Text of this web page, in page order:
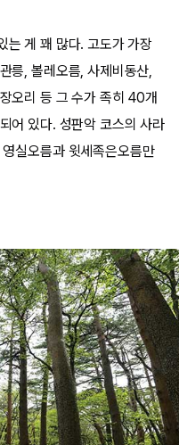
는 게 꽤 많다. 고도가 가장
릉, 볼레오름, 사제비동산,
오리 등 그 수가 족히 40개
어 있다. 성판악 코스의 사라
실오름과 윗세족은오름만